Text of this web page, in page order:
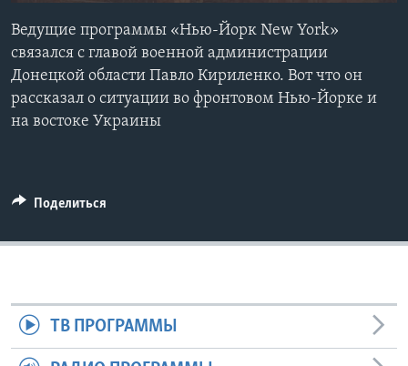
СОЦИАЛЬНЫЕ СЕТИ
Языки
Ведущие программы «Нью-Йорк New York»
связался с главой военной администрации
Донецкой области Павло Кириленко. Вот что он
рассказал о ситуации во фронтовом Нью-Йорке и
на востоке Украины
Поделиться
ТВ ПРОГРАММЫ